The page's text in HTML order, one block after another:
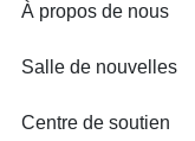
À propos de nous
Salle de nouvelles
Centre de soutien